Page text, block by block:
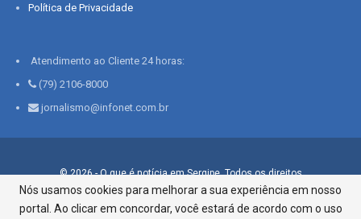
Política de Privacidade
Atendimento ao Cliente 24 horas:
(79) 2106-8000
jornalismo@infonet.com.br
© 2026 - O que é notícia em Sergipe. Todos os direitos
reservados.
Infonet - Rua Monsenhor Silveira 276, Bairro São José |
Nós usamos cookies para melhorar a sua experiência em nosso
portal. Ao clicar em concordar, você estará de acordo com o uso